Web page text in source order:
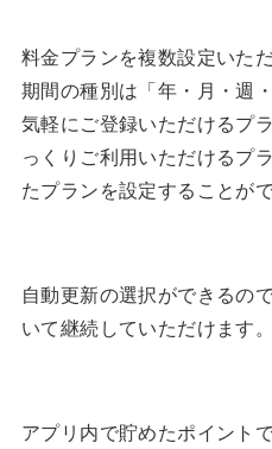
料金プランを複数設定いた
期間の種別は「年・月・週
気軽にご登録いただけるプ
っくりご利用いただけるプ
たプランを設定することがで
自動更新の選択ができるの
いて継続していただけます。
アプリ内で貯めたポイント